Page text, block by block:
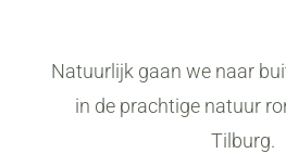
Natuurlijk gaan we naar
in de prachtige natuur
Tilburg.